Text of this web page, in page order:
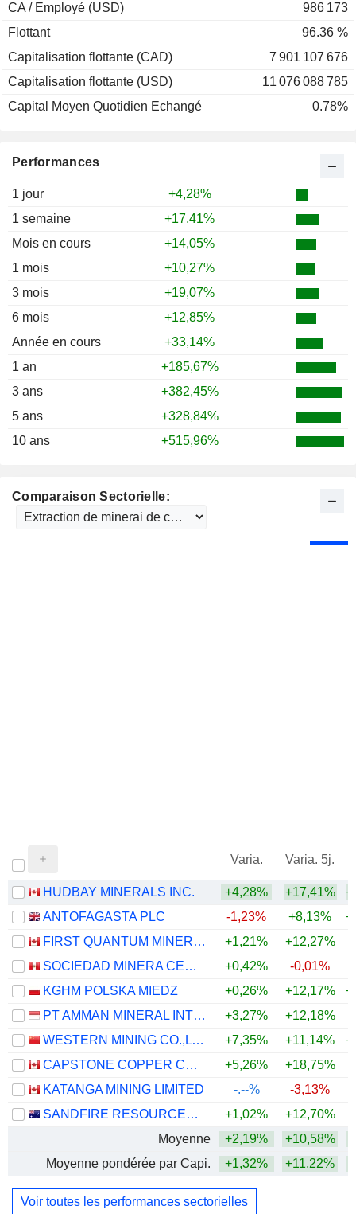
Performances
1 jour
+4,28%
1 semaine
+17,41%
Mois en cours
+14,05%
1 mois
+10,27%
3 mois
+19,07%
6 mois
+12,85%
Année en cours
+33,14%
1 an
+185,67%
3 ans
+382,45%
5 ans
+328,84%
10 ans
+515,96%
CA / Employé (USD)
986 173
Flottant
96.36 %
Capitalisation flottante (CAD)
7 901 107 676
Capitalisation flottante (USD)
11 076 088 785
Capital Moyen Quotidien Echangé
0.78%
Comparaison Sectorielle:
Varia. Varia. 5j.
HUDBAY MINERALS INC. +4,28% +17,41%
ANTOFAGASTA PLC
-1,23% +8,13%
FIRST QUANTUM MINERALS LTD.
+1,21% +12,27%
SOCIEDAD MINERA CERRO VERDE S.A.A.
+0,42% -0,01%
KGHM POLSKA MIEDZ
+0,26% +12,17%
PT AMMAN MINERAL INTERNASIONAL TBK
+3,27% +12,18%
WESTERN MINING CO.,LTD.
+7,35% +11,14%
CAPSTONE COPPER CORP.
+5,26% +18,75%
KATANGA MINING LIMITED
-.--%
-3,13%
SANDFIRE RESOURCES LIMITED
+1,02% +12,70%
Moyenne
+2,19% +10,58%
Moyenne pondérée par Capi.
+1,32% +11,22%
Voir toutes les performances sectorielles